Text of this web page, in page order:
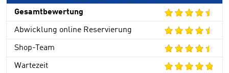
Gesamtbewertung
Abwicklung online Reservierung
Shop-Team
Wartezeit